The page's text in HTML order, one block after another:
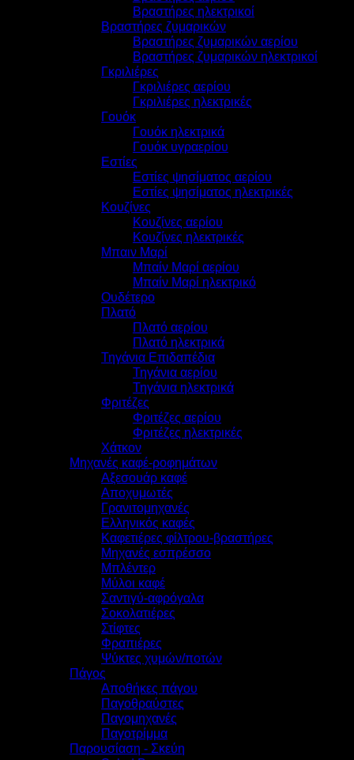
Βραστήρες ηλεκτρικοί
Βραστήρες ζυμαρικών
Βραστήρες ζυμαρικών αερίου
Βραστήρες ζυμαρικών ηλεκτρικοί
Γκριλιέρες
Γκριλιέρες αερίου
Γκριλιέρες ηλεκτρικές
Γουόκ
Γουόκ ηλεκτρικά
Γουόκ υγραερίου
Εστίες
Εστίες ψησίματος αερίου
Εστίες ψησίματος ηλεκτρικές
Κουζίνες
Κουζίνες αερίου
Κουζίνες ηλεκτρικές
Μπαιν Μαρί
Μπαίν Μαρί αερίου
Μπαίν Μαρί ηλεκτρικό
Ουδέτερο
Πλατό
Πλατό αερίου
Πλατό ηλεκτρικά
Τηγάνια Επιδαπέδια
Τηγάνια αερίου
Τηγάνια ηλεκτρικά
Φριτέζες
Φριτέζες αερίου
Φριτέζες ηλεκτρικές
Χάτκον
Μηχανές καφέ-ροφημάτων
Αξεσουάρ καφέ
Αποχυμωτές
Γρανιτομηχανές
Ελληνικός καφές
Καφετιέρες φίλτρου-βραστήρες
Μηχανές εσπρέσσο
Μπλέντερ
Μύλοι καφέ
Σαντιγύ-αφρόγαλα
Σοκολατιέρες
Στίφτες
Φραπιέρες
Ψύκτες χυμών/ποτών
Πάγος
Αποθήκες πάγου
Παγοθραύστες
Παγομηχανές
Παγοτρίμμα
Παρουσίαση - Σκεύη